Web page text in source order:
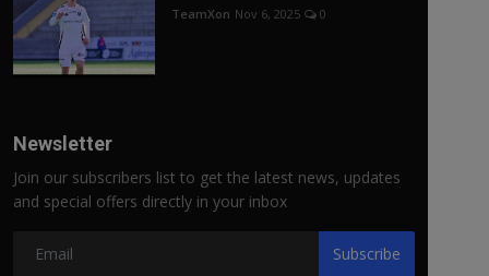
TeamXon Nov 6, 2025 0
Newsletter
Join our subscribers list to get the latest news, updates
and special offers directly in your inbox
Subscribe